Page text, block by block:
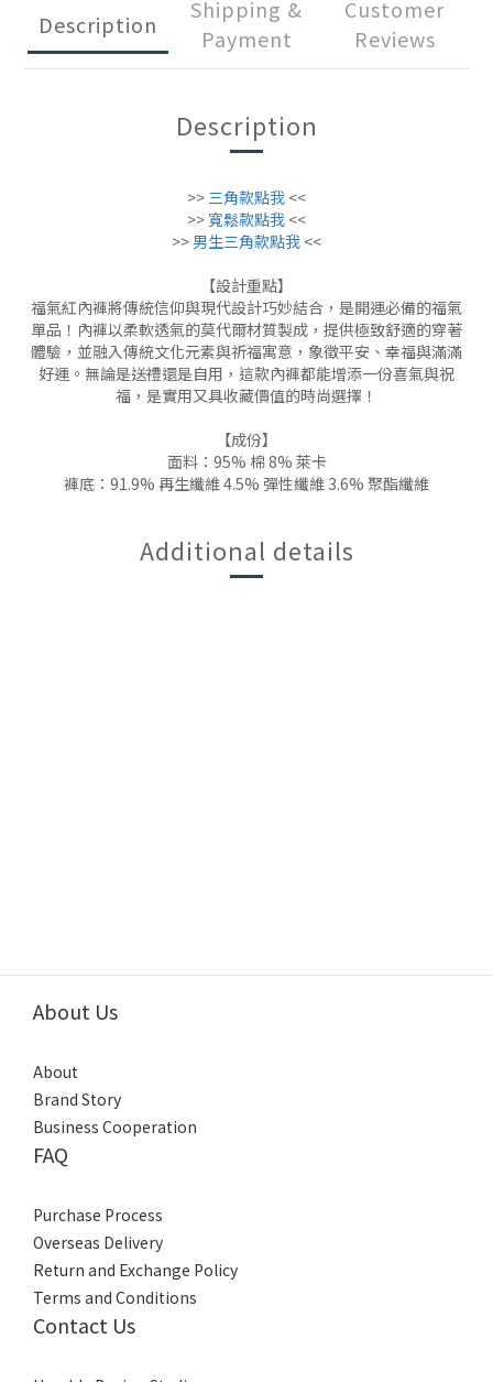
Description
Shipping &
Payment
Customer
Reviews
Description
>> 三角款點我 <<
>> 寬鬆款點我 <<
>>男生三角款點我 <<
【設計重點】
福氣紅內褲將傳統信仰與現代設計巧妙結合，是開運必備的福氣
單品！內褲以柔軟透氣的莫代爾材質製成，提供極致舒適的穿著
體驗，並融入傳統文化元素與祈福寓意，象徵平安、幸福與滿滿
好運。無論是送禮還是自用，這款內褲都能增添一份喜氣與祝
福，是實用又具收藏價值的時尚選擇！
【成份】
面料：95% 棉 8% 萊卡
褲底：91.9% 再生纖維 4.5% 彈性纖維 3.6% 聚酯纖維
Additional details
About Us
About
Brand Story
Business Cooperation
FAQ
Purchase Process
Overseas Delivery
Return and Exchange Policy
Terms and Conditions
Contact Us